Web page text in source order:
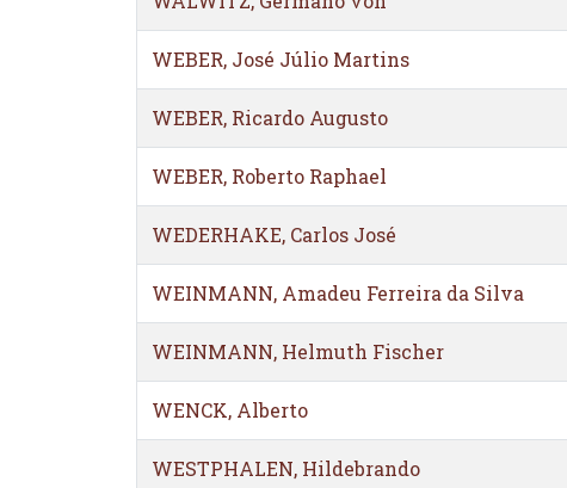
WEBER, José Júlio Martins
WEBER, Ricardo Augusto
WEBER, Roberto Raphael
WEDERHAKE, Carlos José
WEINMANN, Amadeu Ferreira da Silva
WEINMANN, Helmuth Fischer
WENCK, Alberto
WESTPHALEN, Hildebrando